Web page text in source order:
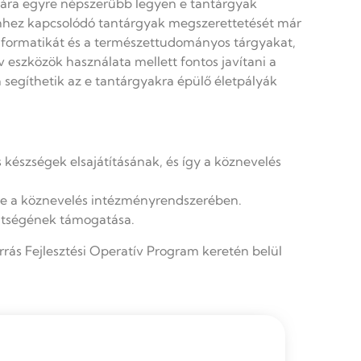
kapcsolódó tantárgyak megszerettetését már
és a természettudományos tárgyakat,
használata mellett fontos javítani a
az e tantárgyakra épülő életpályák
elsajátításának, és így a köznevelés
a köznevelés intézményrendszerében.
támogatása.
Fejlesztési Operatív Program keretén belül